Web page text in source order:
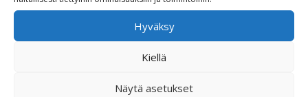
Hyväksy
Kiellä
Näytä asetukset